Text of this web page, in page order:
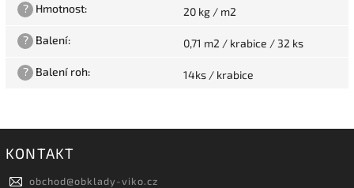
? Hmotnost: 20 kg / m2
? Balení: 0,71 m2 / krabice / 32 ks
? Balení roh: 14ks / krabice
KONTAKT
obchod@obklady-viko.cz